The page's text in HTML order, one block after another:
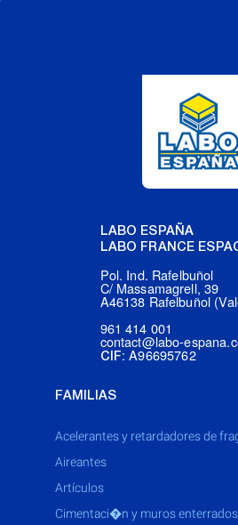
LABO ESPAÑA
LABO FRANCE
Pol. Ind. Rafelbuñol
C/ Massamagrell, 39
A46138 Rafelbuñol
961 414 001
contact@labo-
CIF: A96695762
FAMILIAS
acelerantes y retardadores de
aireantes
artículos
cimentaci�n y muros enterrados